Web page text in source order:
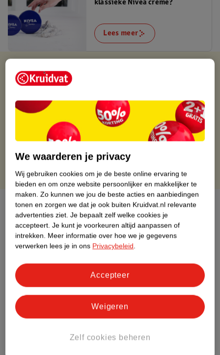
klassieke Nivea crème?
Lees meer
Kruidvat is altijd voordelig
Op werkdagen voor 22:00 uur besteld, volgende dag in huis
Gratis thuisbezorgd vanaf 50.00
Gratis retourneren binnen 30 dagen
Gratis punten met je Kruidvat kaart
Over dit product
Productinformatie
Nature Impact Score
Impact Score.
Meer informatie
We waarderen je privacy
Wij gebruiken cookies om je de beste online ervaring te
bieden en om onze website persoonlijker en makkelijker te
maken. Zo kunnen we jou de beste acties en aanbiedingen
tonen en zorgen we dat je ook buiten Kruidvat.nl relevante
advertenties ziet. Je bepaalt zelf welke cookies je
accepteert. Je kunt je voorkeuren altijd aanpassen of
intrekken. Meer informatie over hoe we je gegevens
verwerken lees je in ons Privacybeleid.
Zelf cookies beheren
Weigeren
Accepteer